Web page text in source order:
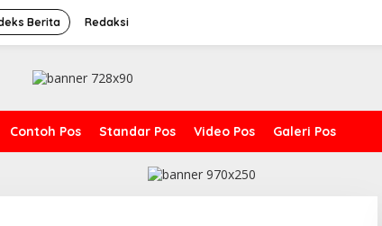
Berita Redaksi
Contoh Pos Standar Pos Video Pos Galeri Pos